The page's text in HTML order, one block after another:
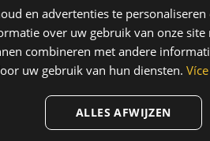
Technologie
en advertenties te
over uw gebruik van onze
combineren met andere
uw gebruik van hun diensten.
ALLES AFWIJZEN